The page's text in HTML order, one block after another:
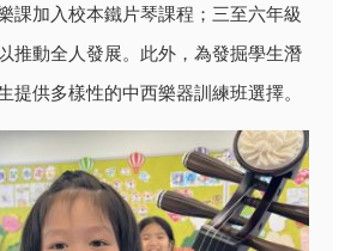
課加入校本鐵片琴課程；三至六年級
推動全人發展。此外，為發掘學生潛
提供多樣性的中西樂器訓練班選擇。